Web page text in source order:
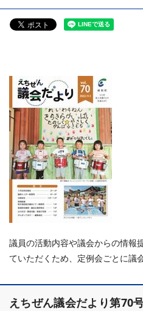
議員の活動内容や議会からの情報
ていただくため、定例会ごとに議
えちぜん議会だより第70